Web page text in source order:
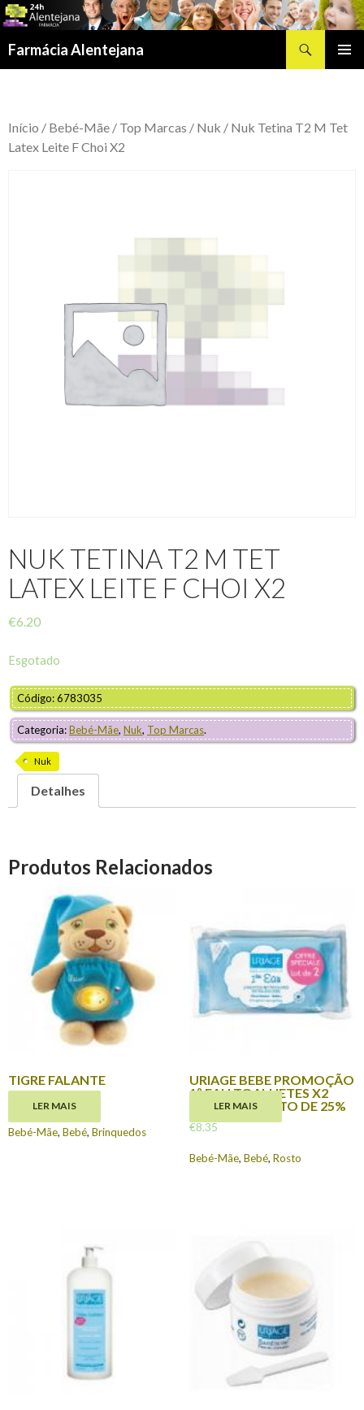
Farmácia Alentejana
Início / Bebé-Mãe / Top Marcas / Nuk / Nuk Tetina T2 M Tet
Latex Leite F Choi X2
NUK TETINA T2 M TET
LATEX LEITE F CHOI X2
€6.20
Esgotado
Código: 6783035
Categoria:Bebé-Mãe, Nuk, Top Marcas.
Nuk
Detalhes
Produtos Relacionados
TIGRE FALANTE
17.45LER MAIS
Bebé-Mãe, Bebé, Brinquedos
URIAGE BEBE PROMOÇÃO
1º EAU TOALHETES X2
COM DESCONTO DE 25%
€8.35
LER MAIS
Bebé-Mãe, Bebé, Rosto